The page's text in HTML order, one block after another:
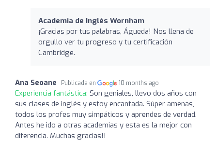
Academia de Inglés Wornham
¡Gracias por tus palabras, Águeda! Nos llena de
orgullo ver tu progreso y tu certificación
Cambridge.
Ana Seoane Publicada en 10 months ago
Experiencia fantástica: Son geniales, llevo dos años con
sus clases de inglés y estoy encantada. Súper amenas,
todos los profes muy simpáticos y aprendes de verdad.
Antes he ido a otras academias y esta es la mejor con
diferencia. Muchas gracias!!